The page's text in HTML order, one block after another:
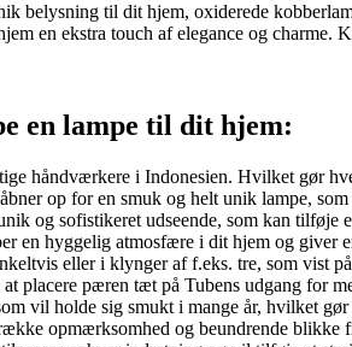
belysning til dit hjem, oxiderede
en ekstra touch af elegance og
en lampe til dit hjem:
håndværkere i Indonesien. Hvilket gør
op for en smuk og helt unik lampe,
og sofistikeret udseende, som kan tilføje
en hyggelig atmosfære i dit hjem og giver
eller i klynger af f.eks. tre, som vist
placere pæren tæt på Tubens udgang for
vil holde sig smukt i mange år, hvilket
opmærksomhed og beundrende blikke